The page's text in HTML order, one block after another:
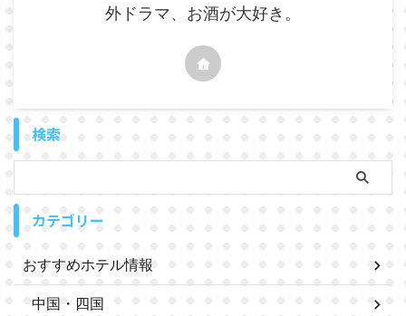
外ドラマ、お酒が大好き。
検索
カテゴリー
おすすめホテル情報
中国・四国